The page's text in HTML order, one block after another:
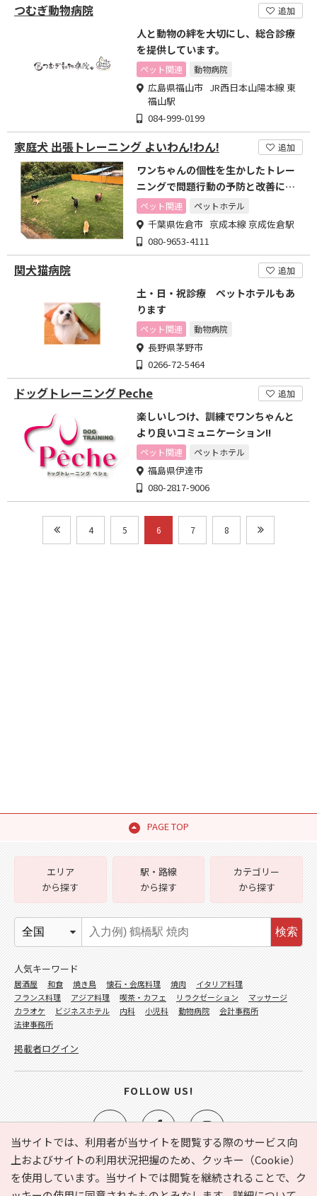
つむぎ動物病院 追加
人と動物の絆を大切にし、総合診療
を提供しています。
ペット関連 動物病院
広島県福山市 JR西日本山陽本線 東
福山駅
084-999-0199
家庭犬 出張トレーニング よいわん!わん! 追加
ワンちゃんの個性を生かしたトレー
ニングで問題行動の予防と改善に努
めます
ペット関連 ペットホテル
千葉県佐倉市 京成本線 京成佐倉駅
080-9653-4111
関犬猫病院 追加
土・日・祝診療 ペットホテルもあ
ります
ペット関連 動物病院
長野県茅野市
0266-72-5464
ドッグトレーニング Peche 追加
楽しいしつけ、訓練でワンちゃんと
より良いコミュニケーション!!
ペット関連 ペットホテル
福島県伊達市
080-2817-9006
4 5 6 7 8
PAGE TOP
当サイトでは、利用者が当サイトを閲覧する際のサービス向
上およびサイトの利用状況把握のため、クッキー（Cookie）
を使用しています。当サイトでは閲覧を継続されることで、ク
e-NAVITA（イーナビタ）とは？ お気に入り
ヘルプ
エリア
から探す
駅・路線
から探す
カテゴリー
から探す
検索
人気キーワード
居酒屋 和食 焼き鳥 懐石・会席料理 焼肉
イタリア料理
フランス料理
アジア料理 喫茶・カフェ リラクゼーション
マッサージ
カラオケ
ビジネスホテル 内科 小児科 動物病院
会計事務所
法律事務所
掲載者ログイン
FOLLOW US!